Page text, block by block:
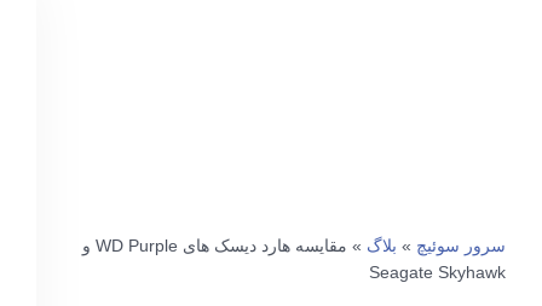
سرور سوئیچ » بلاگ »
مقایسه هارد دیسک های WD Purple و
Seagate Skyhawk